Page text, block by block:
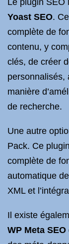
Le plugin SEO
Yoast SEO.
complète de
contenu, y
clés, de créer
personnalisés,
manière
de recherche.
Une autre
Pack. Ce
complète de
automatique
XML et
Il existe
WP Meta SEO